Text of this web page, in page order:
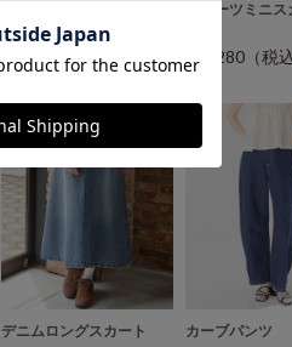
￥3,280（税込）
プリーツミニ
￥3,280（税込
デニムロングスカート カーブパンツ